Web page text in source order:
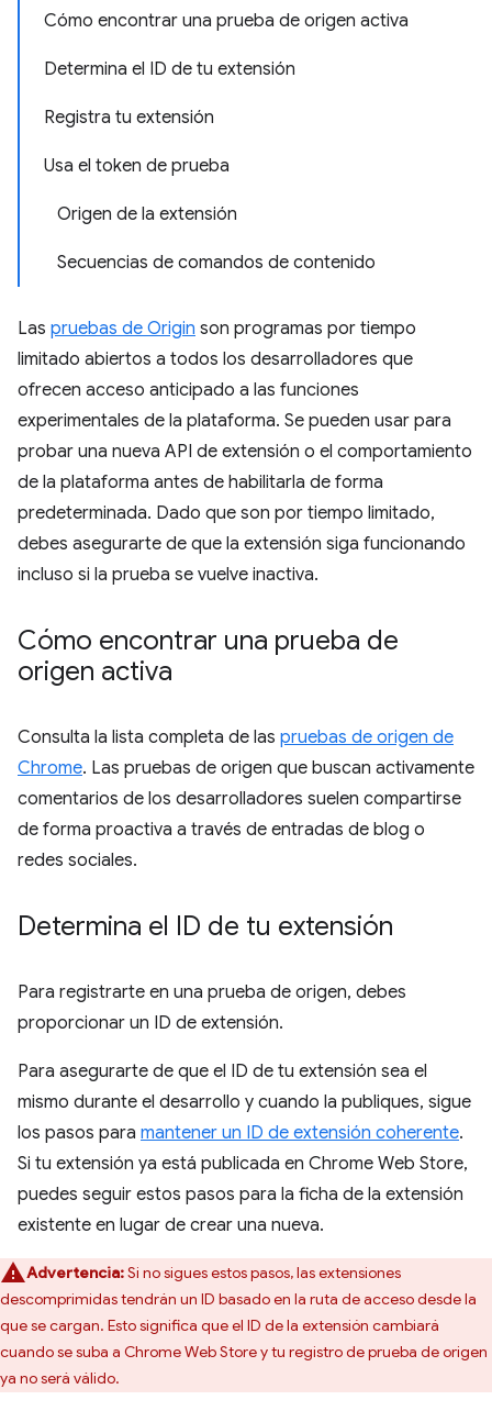
Cómo encontrar una prueba de origen activa
Determina el ID de tu extensión
Registra tu extensión
Usa el token de prueba
Origen de la extensión
Secuencias de comandos de contenido
Las pruebas de Origin son programas por tiempo
limitado abiertos a todos los desarrolladores que
ofrecen acceso anticipado a las funciones
experimentales de la plataforma. Se pueden usar para
probar una nueva API de extensión o el comportamiento
de la plataforma antes de habilitarla de forma
predeterminada. Dado que son por tiempo limitado,
debes asegurarte de que la extensión siga funcionando
incluso si la prueba se vuelve inactiva.
Cómo encontrar una prueba de
origen activa
Consulta la lista completa de las pruebas de origen de
Chrome. Las pruebas de origen que buscan activamente
comentarios de los desarrolladores suelen compartirse
de forma proactiva a través de entradas de blog o
redes sociales.
Determina el ID de tu extensión
Para registrarte en una prueba de origen, debes
proporcionar un ID de extensión.
Para asegurarte de que el ID de tu extensión sea el
mismo durante el desarrollo y cuando la publiques, sigue
los pasos para mantener un ID de extensión coherente.
Si tu extensión ya está publicada en Chrome Web Store,
puedes seguir estos pasos para la ficha de la extensión
existente en lugar de crear una nueva.
Advertencia:Si no sigues estos pasos, las extensiones
descomprimidas tendrán un ID basado en la ruta de acceso desde la
que se cargan. Esto significa que el ID de la extensión cambiará
cuando se suba a Chrome Web Store y tu registro de prueba de origen
ya no será válido.